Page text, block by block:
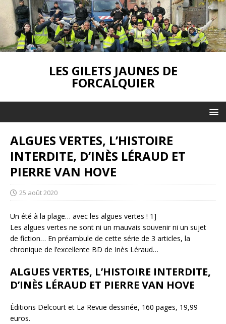
LES GILETS JAUNES DE
FORCALQUIER
ALGUES VERTES, L’HISTOIRE
INTERDITE, D’INÈS LÉRAUD ET
PIERRE VAN HOVE
25 août 2020
Un été à la plage… avec les algues vertes ! 1]
Les algues vertes ne sont ni un mauvais souvenir ni un sujet
de fiction… En préambule de cette série de 3 articles, la
chronique de l’excellente BD de Inès Léraud…
ALGUES VERTES, L’HISTOIRE INTERDITE,
D’INÈS LÉRAUD ET PIERRE VAN HOVE
Éditions Delcourt et La Revue dessinée, 160 pages, 19,99
euros.